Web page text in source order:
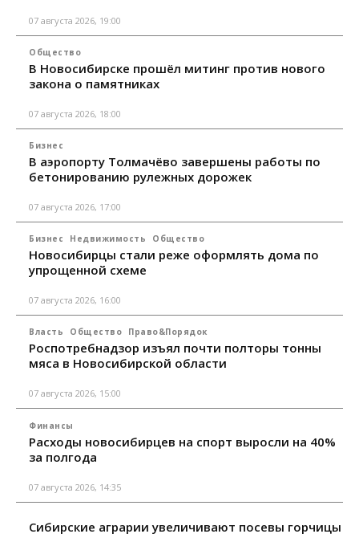
07 августа 2026, 19:00
Общество
В Новосибирске прошёл митинг против нового
закона о памятниках
07 августа 2026, 18:00
Бизнес
В аэропорту Толмачёво завершены работы по
бетонированию рулежных дорожек
07 августа 2026, 17:00
Бизнес Недвижимость Общество
Новосибирцы стали реже оформлять дома по
упрощенной схеме
07 августа 2026, 16:00
Власть Общество Право&Порядок
Роспотребнадзор изъял почти полторы тонны
мяса в Новосибирской области
07 августа 2026, 15:00
Финансы
Расходы новосибирцев на спорт выросли на 40%
за полгода
07 августа 2026, 14:35
Сибирские аграрии увеличивают посевы горчицы